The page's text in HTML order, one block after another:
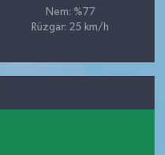
Nem: %77
Rüzgar: 25 km/h